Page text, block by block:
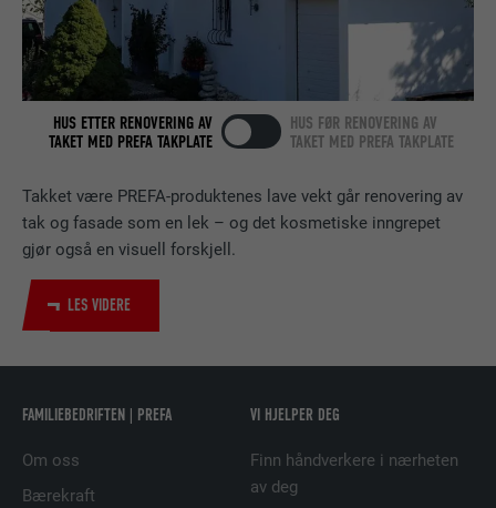
Takket være PREFA-produktenes lave vekt går renovering av
tak og fasade som en lek – og det kosmetiske inngrepet
gjør også en visuell forskjell.
LES VIDERE
HUS ETTER RENOVERING AV
TAKET MED PREFA TAKPLATE
HUS FØR RENOVERING AV
TAKET MED PREFA TAKPLATE
FAMILIEBEDRIFTEN | PREFA
Om oss
Bærekraft
VI HJELPER DEG
Finn håndverkere i nærheten
av deg
FORMÅL
Bruk av SoMe-tjenesten LinkedIn for å
følge bruken av innebygde tjenester.
NAVN bscookie
TILBYDER
FORLØP 2 år
FORMÅL
Bruk av SoMe-tjenesten LinkedIn for å
FORLØP